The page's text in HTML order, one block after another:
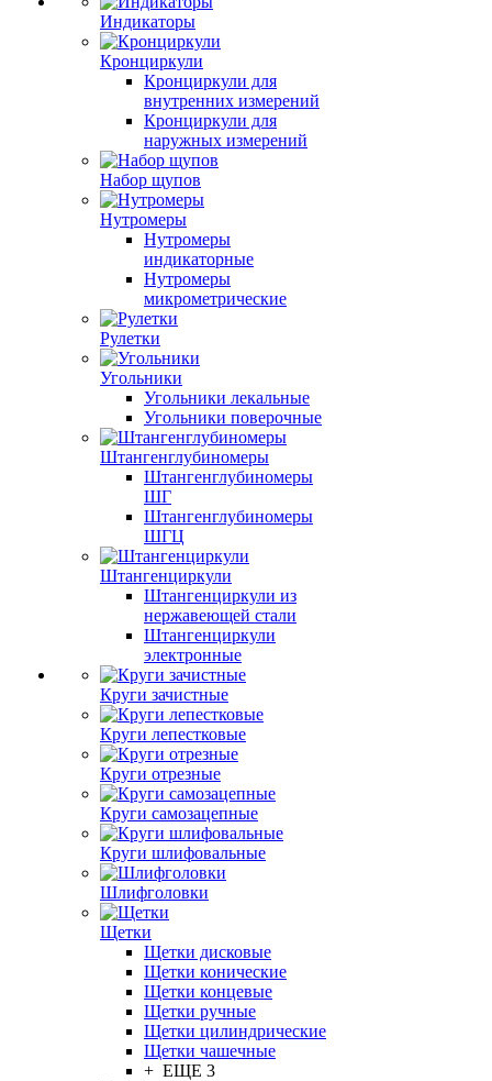
Индикаторы
Кронциркули
Кронциркули для
внутренних измерений
Кронциркули для
наружных измерений
Набор щупов
Нутромеры
Нутромеры
индикаторные
Нутромеры
микрометрические
Рулетки
Угольники
Угольники лекальные
Угольники поверочные
Штангенглубиномеры
Штангенглубиномеры
ШГ
Штангенглубиномеры
ШГЦ
Штангенциркули
Штангенциркули из
нержавеющей стали
Штангенциркули
электронные
Круги зачистные
Круги лепестковые
Круги отрезные
Круги самозацепные
Круги шлифовальные
Шлифголовки
Щетки
Щетки дисковые
Щетки конические
Щетки концевые
Щетки ручные
Щетки цилиндрические
Щетки чашечные
+ ЕЩЕ 3